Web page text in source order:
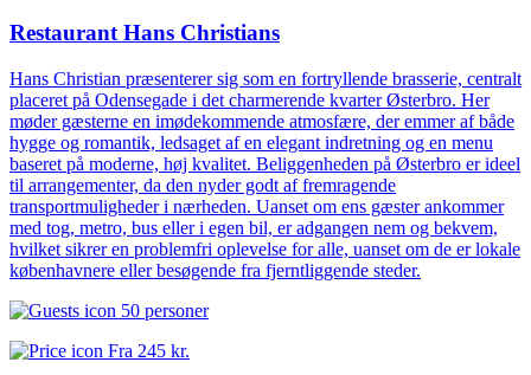
Restaurant Hans Christians
Hans Christian præsenterer sig som en fortryllende brasserie, centralt
placeret på Odensegade i det charmerende kvarter Østerbro. Her
møder gæsterne en imødekommende atmosfære, der emmer af både
hygge og romantik, ledsaget af en elegant indretning og en menu
baseret på moderne, høj kvalitet. Beliggenheden på Østerbro er ideel
til arrangementer, da den nyder godt af fremragende
transportmuligheder i nærheden. Uanset om ens gæster ankommer
med tog, metro, bus eller i egen bil, er adgangen nem og bekvem,
hvilket sikrer en problemfri oplevelse for alle, uanset om de er lokale
københavnere eller besøgende fra fjerntliggende steder.
50 personer
Fra 245 kr.